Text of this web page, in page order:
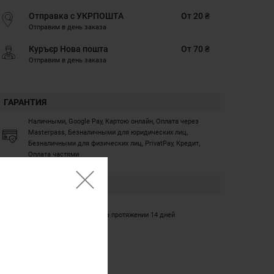
Отправка с УКРПОШТА
Отправим в день заказа
От 20 ₴
Куръєр Нова пошта
Отправим в день заказа
От 70 ₴
ГАРАНТИЯ
Наличными, Google Pay, Картою онлайн, Оплата через
Masterpass, Безналичными для юридических лиц,
Безналичными для физических лиц, PrivatPay, Кредит,
Оплата частями
Обмен/возврат товара на протяжении 14 дней